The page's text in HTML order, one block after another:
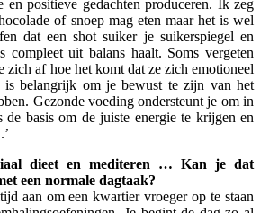
en positieve gedachten produceren. Ik zeg
of snoep mag eten maar het is wel
dat een shot suiker je suikerspiegel en
compleet uit balans haalt. Soms vergeten
zich af hoe het komt dat ze zich emotioneel
belangrijk om je bewust te zijn van het
Gezonde voeding ondersteunt je om in
basis om de juiste energie te krijgen en
dieet en mediteren … Kan je dat
een normale dagtaak?
aan om een kwartier vroeger op te staan